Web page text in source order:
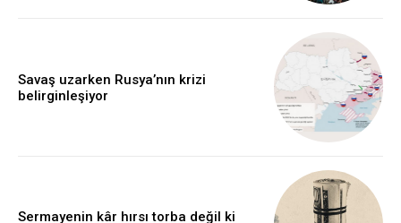
Savaş uzarken Rusya’nın krizi
belirginleşiyor
Sermayenin kâr hırsı torba değil ki